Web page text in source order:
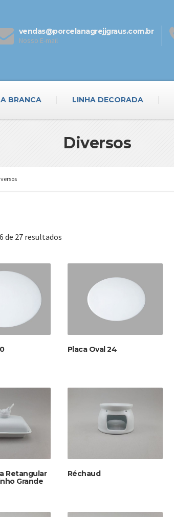
vendas@porcelanagrejjgraus.com.br
Nosso E-mail
BRANCA LINHA DECORADA
Diversos
de 27 resultadosClassificado
mais
Placa Oval 24
Retangular
Grande
Réchaud